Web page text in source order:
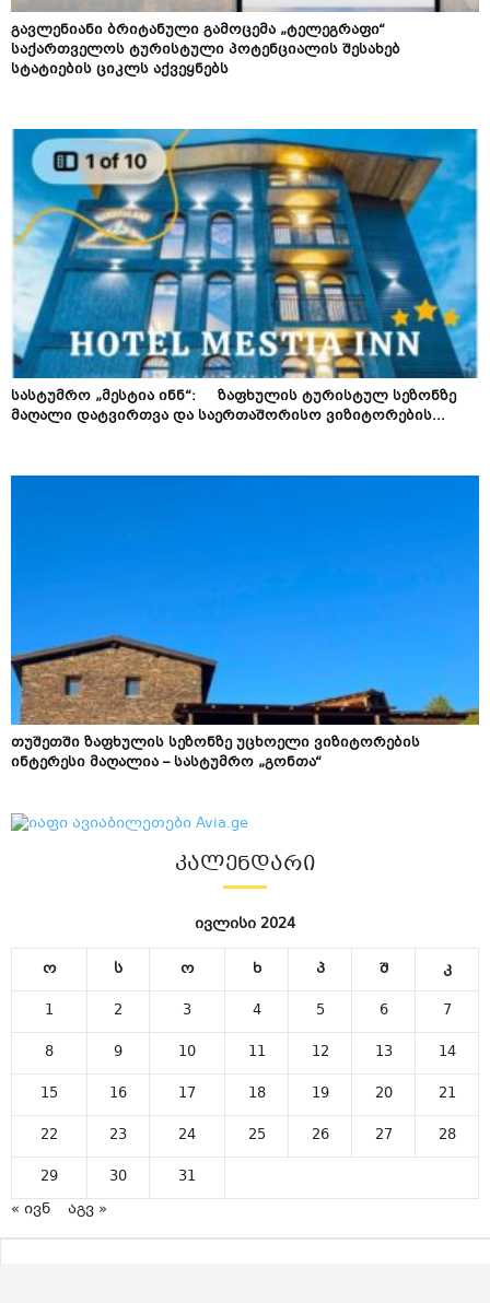
გავლენიანი ბრიტანული გამოცემა „ტელეგრაფი“
საქართველოს ტურისტული პოტენციალის შესახებ
სტატიების ციკლს აქვეყნებს
სასტუმრო „მესტია ინნ“: ზაფხულის ტურისტულ სეზონზე
მაღალი დატვირთვა და საერთაშორისო ვიზიტორების...
თუშეთში ზაფხულის სეზონზე უცხოელი ვიზიტორების
ინტერესი მაღალია – სასტუმრო „გონთა“
ᲙᲐᲚᲔᲜᲓᲐᲠᲘ
ივლისი 2024
ო ს ო ხ პ შ
კ
1
2 3 4 5 6
7
8
9 10 11 12 13
14
15
16 17 18 19 20
21
22
23 24 25 26 27
28
29
30
31
« ივნ
აგვ »